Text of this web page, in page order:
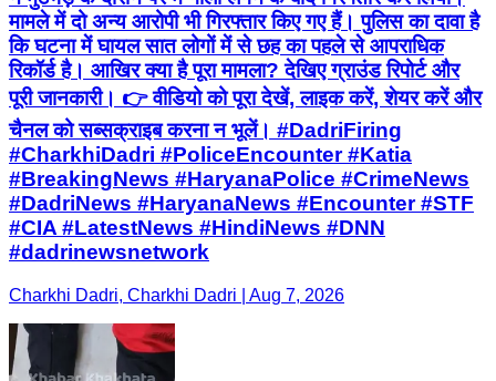
मामले में दो अन्य आरोपी भी गिरफ्तार किए गए हैं। पुलिस का दावा है
कि घटना में घायल सात लोगों में से छह का पहले से आपराधिक
रिकॉर्ड है। आखिर क्या है पूरा मामला? देखिए ग्राउंड रिपोर्ट और
पूरी जानकारी। 👉 वीडियो को पूरा देखें, लाइक करें, शेयर करें और
चैनल को सब्सक्राइब करना न भूलें। #DadriFiring
#CharkhiDadri #PoliceEncounter #Katia
#BreakingNews #HaryanaPolice #CrimeNews
#DadriNews #HaryanaNews #Encounter #STF
#CIA #LatestNews #HindiNews #DNN
#dadrinewsnetwork
Charkhi Dadri, Charkhi Dadri | Aug 7, 2026